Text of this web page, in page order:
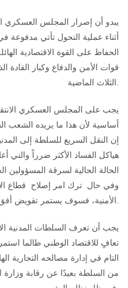
يبدو أن إصرار المجلس العسكري
أثناء عملية التحول تأتي مدفوعة
الحفاظ على القوة الاقتصادية
قوات الأمن والدفاع وكبار القادة
يجب على المجلس العسكري
أساسية لأن هذا ما يريده الشعب
إن النقل السريع للسلطة إلى
هياكل الفساد الأكثر ضرراً والتي
الحالة الحالية لسرقة
وفي حال ترك امر إصلاح قطاع
يجب أن تعرف السلطات المدنية
تعافٍ للاقتصاد الوطني طالما
التام في إدارة مصالحه التجارية
من السلطة بعيدًا عن رقابة وزارة